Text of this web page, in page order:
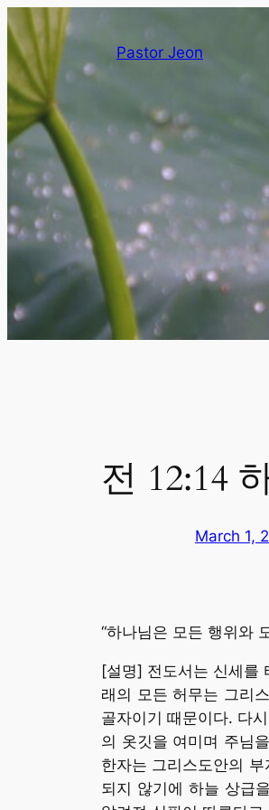
Pastor Jeon
전 12:14
March 1,
“하나님은 모든 행위와
[설명] 전도서는 신세를
래의 모든 허무는 그리
골자이기 때문이다. 다
의 옷깃을 여미며 주님
한자는 그리스도안의
되지 않기에 하늘 상급